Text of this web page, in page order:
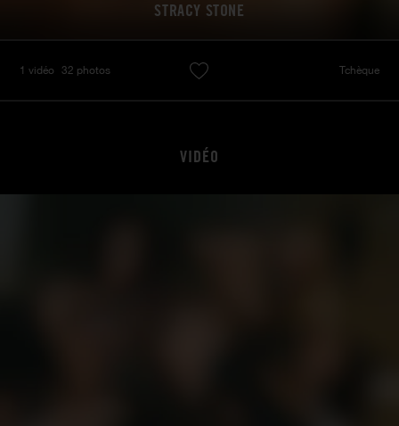
STRACY STONE
1 vidéo 32 photos Tchèque
VIDÉO